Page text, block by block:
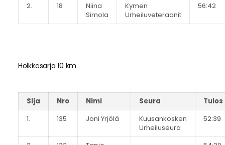
2. 18
Niina
Simola
Kymen
Urheiluveteraanit
56:42
Hölkkäsarja 10 km
Sija Nro Nimi Seura
Tulos
1.
135 Joni Yrjölä
Kuusankosken
Urheiluseura
52:39